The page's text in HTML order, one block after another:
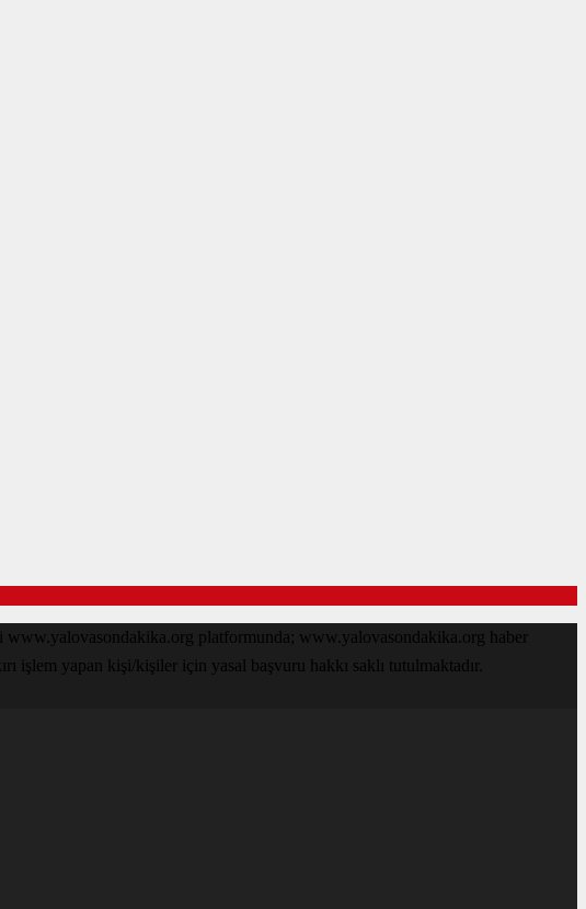
www.yalovasondakika.org platformunda; www.yalovasondakika.org haber
işlem yapan kişi/kişiler için yasal başvuru hakkı saklı tutulmaktadır.